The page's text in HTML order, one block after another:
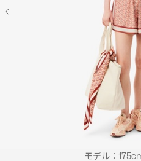
モデル：